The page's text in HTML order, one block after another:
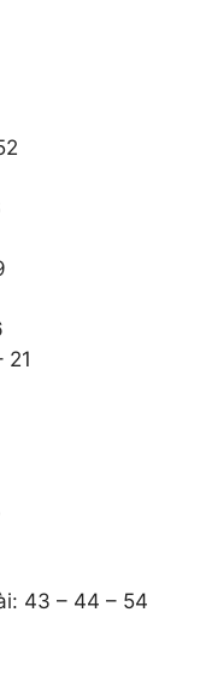
21
43 – 44 – 54